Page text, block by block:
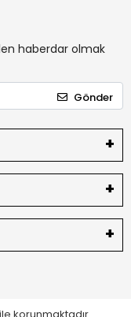
haberdar olmak
Gönder